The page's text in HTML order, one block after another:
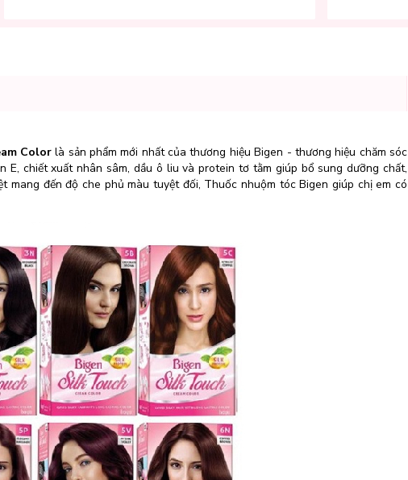
Colorlà sản phẩm mới nhất của thương hiệu Bigen - thương hiệu chăm sóc
chiết xuất nhân sâm, dầu ô liu và protein tơ tằm giúp bổ sung dưỡng chất,
đến độ che phủ màu tuyệt đối, Thuốc nhuộm tóc Bigen giúp chị em có